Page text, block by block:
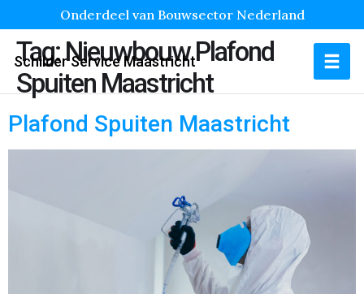
Onderdeel van Bouwsector Nederland
Schilder Service Maastricht
Tag:Nieuwbouw Plafond
Spuiten Maastricht
Plafond Spuiten Maastricht